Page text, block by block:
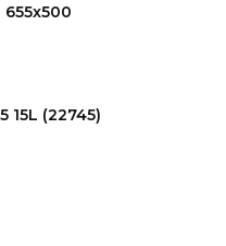
15L (22745)